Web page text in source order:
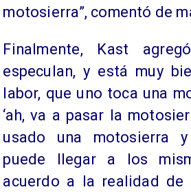
motosierra”, comentó de
Finalmente, Kast
especulan, y está muy
labor, que uno toca una
‘ah, va a pasar la
usado una motosierra
puede llegar a los
acuerdo a la realidad de